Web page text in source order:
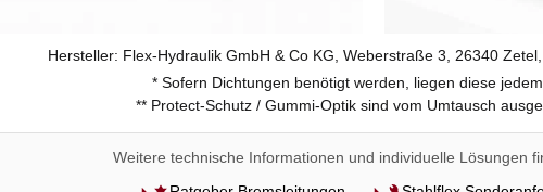
Hersteller: Flex-Hydraulik GmbH & Co KG, Weberstraße 3, 26340
* Sofern Dichtungen benötigt werden, liegen diese
** Protect-Schutz / Gummi-Optik sind vom Umtausch
Weitere technische Informationen und individuelle Lösungen